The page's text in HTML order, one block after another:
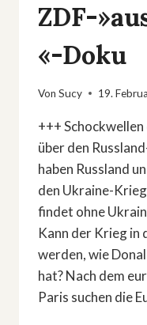
ZDF-
«-Doku
Von Sucy 19.
+++
über den
haben Russland
den Ukraine-
findet ohne
Kann der Krieg in
werden, wie
hat? Nach dem
Paris suchen die